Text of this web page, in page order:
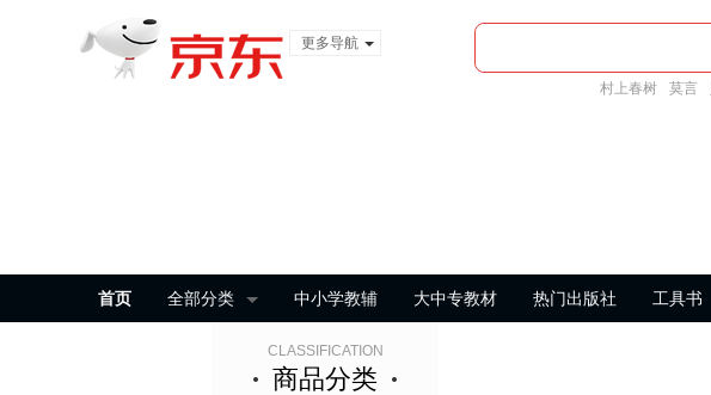
更多导航
村上春树 莫言
首页 全部分类 中小学教辅 大中专教材 热门出版社 工具书
CLASSIFICATION
商品分类